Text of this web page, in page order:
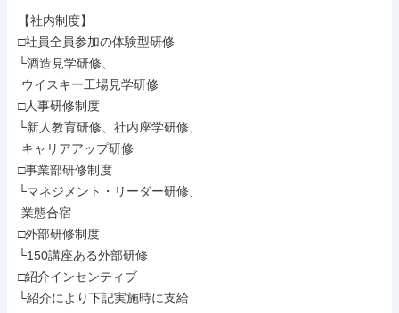
【社内制度】
□社員全員参加の体験型研修
└酒造見学研修、
□人事研修制度
└新人教育研修、社内座学研修、
□事業部研修制度
└マネジメント・リーダー研修、
□外部研修制度
└150講座ある外部研修
□紹介インセンティブ
└紹介により下記実施時に支給